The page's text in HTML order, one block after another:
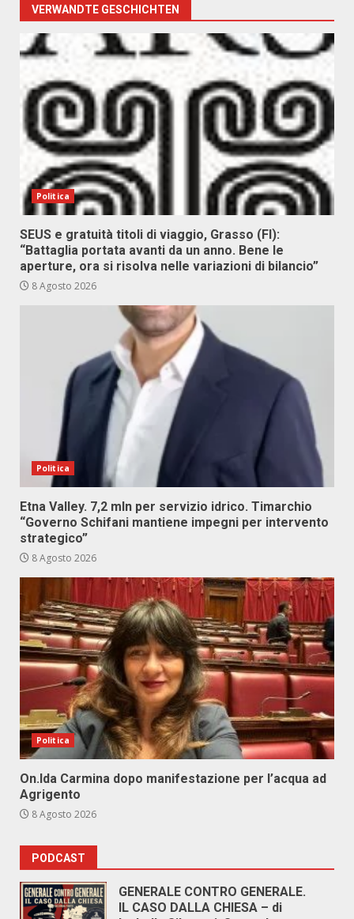
VERWANDTE GESCHICHTEN
Politica
SEUS e gratuità titoli di viaggio, Grasso (FI):
“Battaglia portata avanti da un anno. Bene le
aperture, ora si risolva nelle variazioni di bilancio”
8 Agosto 2026
Politica
Etna Valley. 7,2 mln per servizio idrico. Timarchio
“Governo Schifani mantiene impegni per intervento
strategico”
8 Agosto 2026
Politica
On.Ida Carmina dopo manifestazione per l’acqua ad
Agrigento
8 Agosto 2026
PODCAST
GENERALE CONTRO GENERALE.
IL CASO DALLA CHIESA – di